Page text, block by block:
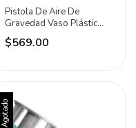
Pistola De Aire De
Gravedad Vaso Plástico
600cc Total Verde
$569.00
Agotado